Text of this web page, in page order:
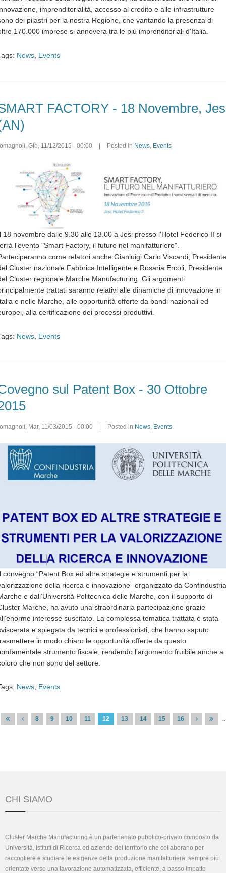
imprenditorialità, accesso al credito e alle infrastrutture
dei pilastri per la nostra Regione, che vantando la presenza di
170.000 imprese si annovera tra le più imprenditoriali d’Italia.
News Events
FACTORY - 18 Novembre,
Gio, 11/12/2015 - 00:00 | Posted in News Events
18 novembre dalle 9.30 alle 13.00 a Jesi presso l'Hotel Federico II si
l'evento "Smart Factory, il futuro nel manifatturiero".
come relatori anche Gianluigi Carlo Viscardi, Presidente
Cluster nazionale Fabbrica Intelligente e Rosaria Ercoli, Presidente
Cluster regionale Marche Manufacturing. Gli argomenti
trattati saranno relativi alle dinamiche di innovazione in
e nelle Marche, alle opportunità offerte da bandi nazionali ed
alla certificazione dei processi produttivi.
News Events
sul Patent Box - 30 Ottobre
Mar, 11/03/2015 - 00:00 | Posted in News Events
convegno “Patent Box ed altre strategie e strumenti per la
della ricerca e innovazione” organizzato da Confindustria
e dall’Università Politecnica delle Marche, con il supporto di
Marche, ha avuto una straordinaria partecipazione grazie
interesse suscitato. La complessa tematica trattata è stata
e spiegata da tecnici e professionisti, che hanno saputo
in modo chiaro le opportunità offerte da questo
strumento fiscale, rendendo l’argomento fruibile anche a
che non sono del settore.
News Events
8 9 10 11 12 13 14 15 16
CHI SIAMO
Cluster Marche Manufacturing è un partenariato pubblico-privato composto da
Università, Istituti di Ricerca ed aziende del territorio che collaborano per
raccogliere e studiare le esigenze della produzione manifatturiera, sempre più
orientate verso una lavorazione automatizzata, efficiente, a basso impatto